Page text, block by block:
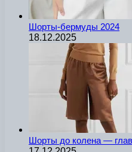
Шорты-бермуды 2024
18.12.2025
Шорты до колена —